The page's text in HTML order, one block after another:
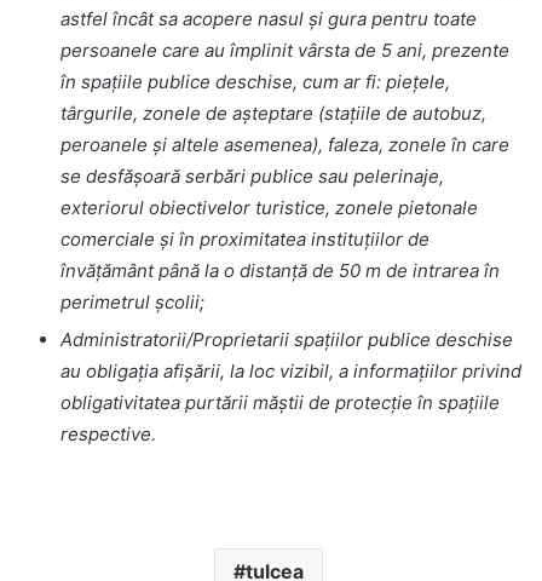
astfel încât sa acopere nasul și gura pentru toate
persoanele care au împlinit vârsta de 5 ani, prezente
în spațiile publice deschise, cum ar fi: piețele,
târgurile, zonele de așteptare (stațiile de autobuz,
peroanele și altele asemenea), faleza, zonele în care
se desfășoară serbări publice sau pelerinaje,
exteriorul obiectivelor turistice, zonele pietonale
comerciale și în proximitatea instituțiilor de
învățământ până la o distanță de 50 m de intrarea în
perimetrul școlii;
Administratorii/Proprietarii spaţiilor publice deschise
au obligaţia afișării, la loc vizibil, a informaţiilor privind
obligativitatea purtării măştii de protecţie în spaţiile
respective.
tulcea